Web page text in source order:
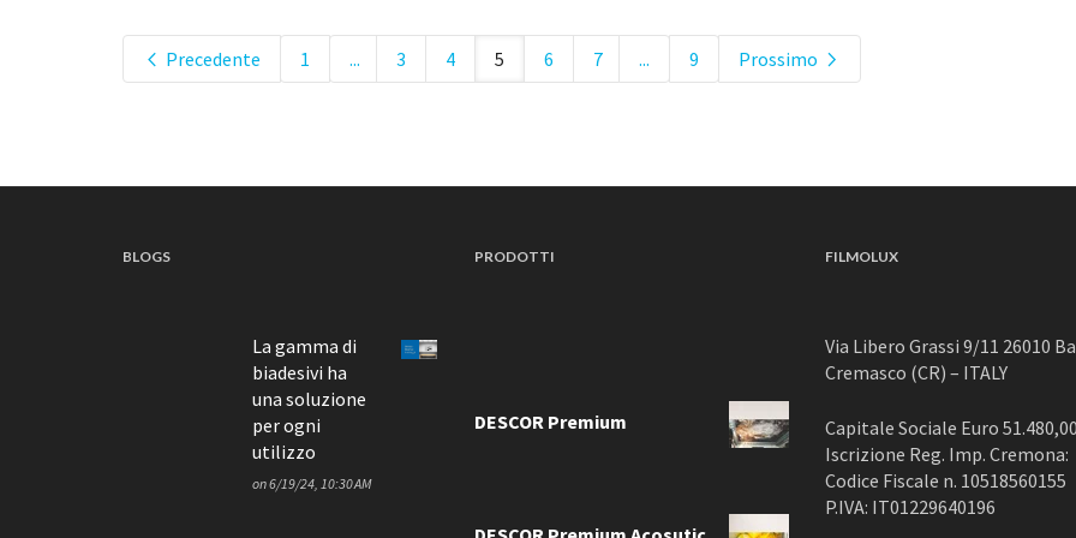
Precedente 1 ... 3 4 5 6 7 ... 9 Prossimo
BLOGS
La gamma di
biadesivi ha
una soluzione
per ogni
utilizzo
on6/19/24, 10:30 AM
PRODOTTI
DESCOR Premium
FILMOLUX
Via Libero Grassi 9/11 26010
Cremasco (CR) – ITALY
Capitale Sociale Euro
Iscrizione Reg. Imp. Cremona:
Codice Fiscale n. 10518560155
P.IVA: IT01229640196